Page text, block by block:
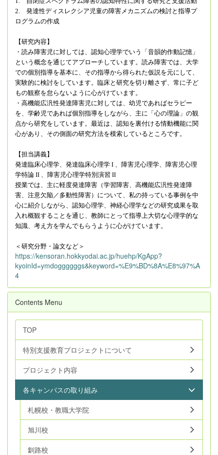
2. 発達性ディスレクシア児童の障害メカニズムの検討と指導プ
ログラムの作成
【研究内容】
・読み障害児に対しては、認知心理学でいう「音韻的作動記憶」
という概念を通じてアプローチしています。読み障害では、大学
での個別指導を基本に、その指導から得られた仮説を元にして、
実験的に検討をしています。臨床と研究を切り離さず、常に子ど
もの観察を怠らないように心がけています。
・高機能広汎性発達障害児に対しては、幼児であればセラピー
を、学齢児であれば個別指導をしながら、主に「心の理論」の観
点から研究をしています。最近は、認知を裏付ける情動機能に関
心があり、その側面の研究方法を模索しているところです。
【担当講義】
発達臨床心理学、発達臨床心理学 I 、障害児心理学、障害児心理
学特論 II 、障害児心理学特別演習 II
授業では、主に軽度発達障害（学習障害、高機能広汎性発達障
害、注意欠陥／多動性障害）について、私の持っている事例を中
心に紹介しながら、認知心理学、神経心理学などの研究成果を取
入れ概観することを通じ、教師にとって指導上大切な心理学的な
知識、考え方を学んでもらうように心がけています。
＜研究分野・論文など＞
https://kensoran.hokkyodai.ac.jp/huehp/KgApp?
kyoinId=ymdoggggggs&keyword=%E9%BD%8A%E8%97%A
4
Contents Menu
TOP
特別支援教育プロジェクトについて
プロジェクト内容
各キャンパスの取り組み
札幌校・教職大学院
旭川校
釧路校